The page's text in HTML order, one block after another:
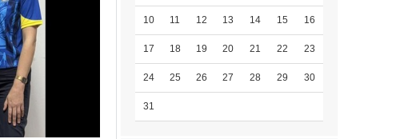
10 11 12 13 14 15 16
17 18 19 20 21 22 23
24 25 26 27 28 29 30
31